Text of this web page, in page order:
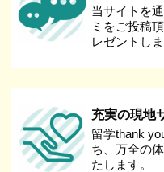
当サイトを
ミをご投稿
レゼントしま
充実の現地
留学thank
ち、万全の
たします。